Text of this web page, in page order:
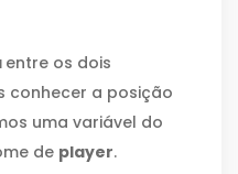
entre os dois
conhecer a posição
uma variável do
de player.